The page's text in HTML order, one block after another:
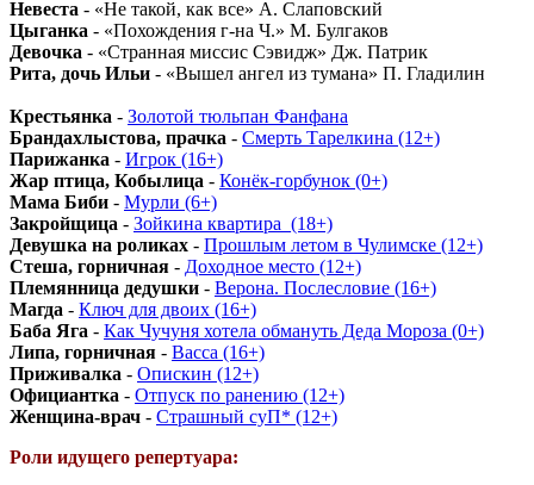
Невеста - «Не такой, как все» А. Слаповский
Цыганка - «Похождения г-на Ч.» М. Булгаков
Девочка - «Странная миссис Сэвидж» Дж. Патрик
Рита, дочь Ильи - «Вышел ангел из тумана» П. Гладилин
Крестьянка - Золотой тюльпан Фанфана
Брандахлыстова, прачка - Смерть Тарелкина (12+)
Парижанка - Игрок (16+)
Жар птица, Кобылица - Конёк-горбунок (0+)
Мама Биби - Мурли (6+)
Закройщица - Зойкина квартира_(18+)
Девушка на роликах - Прошлым летом в Чулимске (12+)
Стеша, горничная - Доходное место (12+)
Племянница дедушки - Верона. Послесловие (16+)
Магда - Ключ для двоих (16+)
Баба Яга - Как Чучуня хотела обмануть Деда Мороза (0+)
Липа, горничная - Васса (16+)
Приживалка - Опискин (12+)
Официантка - Отпуск по ранению (12+)
Женщина-врач - Страшный суП* (12+)
Роли идущего репертуара: